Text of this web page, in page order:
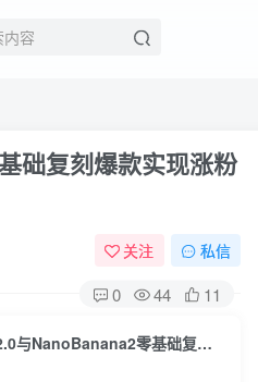
础复刻爆款实现涨粉
关注 私信
0 44 11
AI漫剧副业实战课：精通Seedance2.0与NanoBanana2零基础复刻爆款实现涨粉变现